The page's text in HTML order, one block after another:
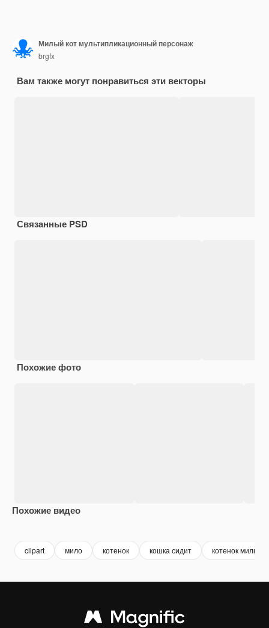
Милый кот мультипликационный персонаж
brgfx
Вам также могут понравиться эти векторы
Связанные PSD
Похожие фото
Похожие видео
clipart мило котенок кошка сидит котенок милый